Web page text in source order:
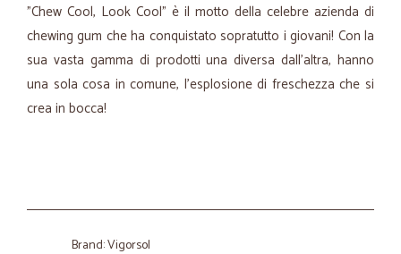
"Chew Cool, Look Cool" è il motto della celebre azienda di
chewing gum che ha conquistato sopratutto i giovani! Con la
sua vasta gamma di prodotti una diversa dall'altra, hanno
una sola cosa in comune, l'esplosione di freschezza che si
crea in bocca!
Brand: Vigorsol